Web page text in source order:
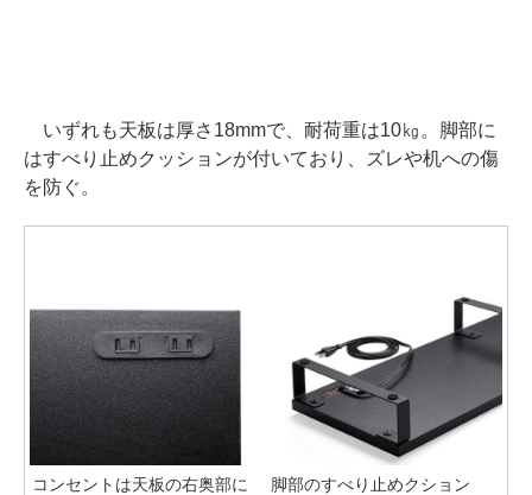
いずれも天板は厚さ18mmで、耐荷重は10㎏。脚部に
はすべり止めクッションが付いており、ズレや机への傷
を防ぐ。
コンセントは天板の右奥部に
脚部のすべり止めクション